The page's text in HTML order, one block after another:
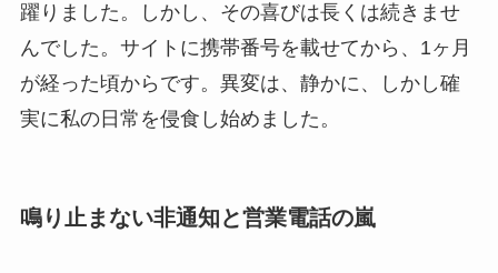
躍りました。しかし、その喜びは長くは続きませ
んでした。サイトに携帯番号を載せてから、1ヶ月
が経った頃からです。異変は、静かに、しかし確
実に私の日常を侵食し始めました。
鳴り止まない非通知と営業電話の嵐